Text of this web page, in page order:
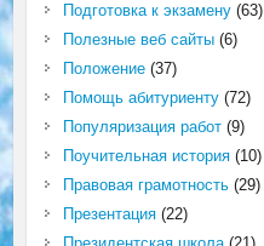
Подготовка к экзамену(63)
Полезные веб сайты(6)
Положение(37)
Помощь абитуриенту(72)
Популяризация работ(9)
Поучительная история(10)
Правовая грамотность(29)
Презентация(22)